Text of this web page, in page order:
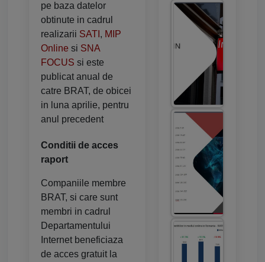
pe baza datelor
obtinute in cadrul
realizarii SATI , MIP
Online si SNA
FOCUS si este
publicat anual de
catre BRAT, de obicei
in luna aprilie, pentru
anul precedent
Conditii de acces
raport
Companiile membre
BRAT, si care sunt
membri in cadrul
Departamentului
Internet beneficiaza
de acces gratuit la